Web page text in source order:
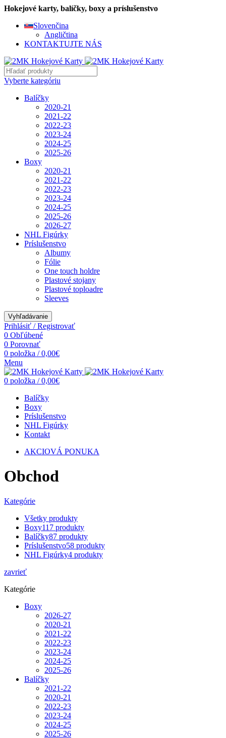
Hokejové karty, balíčky, boxy a príslušenstvo
Slovenčina
Angličtina
KONTAKTUJTE NÁS
Vyberte kategóriu
Balíčky
2020-21
2021-22
2022-23
2023-24
2024-25
2025-26
Boxy
2020-21
2021-22
2022-23
2023-24
2024-25
2025-26
2026-27
NHL Figúrky
Príslušenstvo
Albumy
Fólie
One touch holdre
Plastové stojany
Plastové toploadre
Sleeves
Vyhľadávanie
Prihlásiť / Registrovať
0 Obľúbené
0 Porovnať
0 položka / 0,00€
Menu
0 položka / 0,00€
Balíčky
Boxy
Príslušenstvo
NHL Figúrky
Kontakt
AKCIOVÁ PONUKA
Obchod
Kategórie
Všetky produkty
Boxy117 produkty
Balíčky87 produkty
Príslušenstvo58 produkty
NHL Figúrky4 produkty
zavrieť
Kategórie
Boxy
2026-27
2020-21
2021-22
2022-23
2023-24
2024-25
2025-26
Balíčky
2021-22
2020-21
2022-23
2023-24
2024-25
2025-26